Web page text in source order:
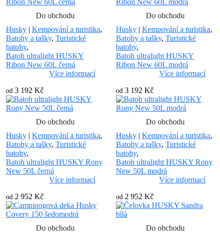
Do obchodu
Husky | Kempování a turistika,
Batohy a tašky, Turistické
batohy,
Batoh ultralight HUSKY
Ribon New 60L černá
Více informací
od 3 192 Kč
Do obchodu
Husky | Kempování a turistika,
Batohy a tašky, Turistické
batohy,
Batoh ultralight HUSKY
Ribon New 60L modrá
Více informací
od 3 192 Kč
Do obchodu
Husky | Kempování a turistika,
Batohy a tašky, Turistické
batohy,
Batoh ultralight HUSKY Rony
New 50L černá
Více informací
od 2 952 Kč
Do obchodu
Husky | Kempování a turistika,
Batohy a tašky, Turistické
batohy,
Batoh ultralight HUSKY Rony
New 50L modrá
Více informací
od 2 952 Kč
Do obchodu
Do obchodu